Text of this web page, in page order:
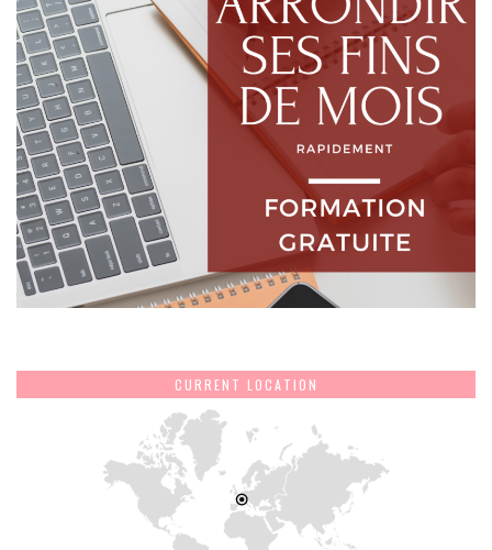
CURRENT LOCATION